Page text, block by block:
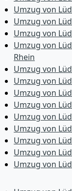
Umzug von
Umzug von
Umzug von
Umzug von
Rhein
Umzug von
Umzug von
Umzug von
Umzug von
Umzug von
Umzug von
Umzug von
Umzug von
Umzug von